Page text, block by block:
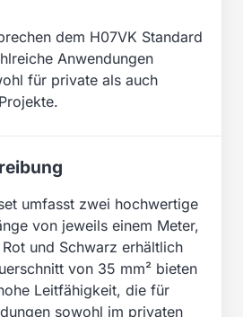
dem H07VK Standard
Anwendungen
für private als auch
umfasst zwei hochwertige
von jeweils einem Meter,
und Schwarz erhältlich
von 35 mm² bieten
Leitfähigkeit, die für
sowohl im privaten